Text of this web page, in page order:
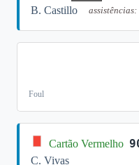
B. Castillo assistências:
Foul
Cartão Vermelho
C. Vivas